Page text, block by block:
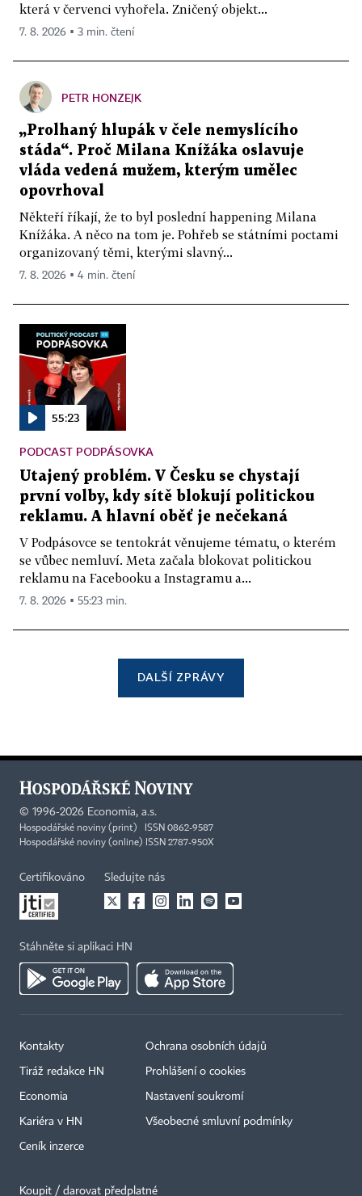
která v červenci vyhořela. Zničený objekt...
7. 8. 2026 ▪ 3 min. čtení
PETR HONZEJK
„Prolhaný hlupák v čele nemyslícího
stáda“. Proč Milana Knížáka oslavuje
vláda vedená mužem, kterým umělec
opovrhoval
Někteří říkají, že to byl poslední happening Milana
Knížáka. A něco na tom je. Pohřeb se státními poctami
organizovaný těmi, kterými slavný...
7. 8. 2026 ▪ 4 min. čtení
55:23
PODCAST PODPÁSOVKA
Utajený problém. V Česku se chystají
první volby, kdy sítě blokují politickou
reklamu. A hlavní oběť je nečekaná
V Podpásovce se tentokrát věnujeme tématu, o kterém
se vůbec nemluví. Meta začala blokovat politickou
reklamu na Facebooku a Instagramu a...
7. 8. 2026 ▪ 55:23 min.
DALŠÍ ZPRÁVY
© 1996-2026 Economia, a.s.
Hospodářské noviny (print) ISSN 0862-9587
Hospodářské noviny (online) ISSN 2787-950X
Certifikováno Sledujte nás
Stáhněte si aplikaci HN
Kontakty
Tiráž redakce HN
Economia
Kariéra v HN
Ceník inzerce
Ochrana osobních údajů
Prohlášení o cookies
Nastavení soukromí
Všeobecné smluvní podmínky
Koupit / darovat předplatné